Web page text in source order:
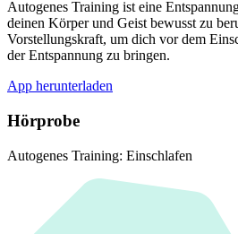
Autogenes Training ist eine
deinen Körper und Geist bewusst zu
Vorstellungskraft, um dich vor dem
der Entspannung zu bringen.
App herunterladen
Hörprobe
Autogenes Training: Einschlafen